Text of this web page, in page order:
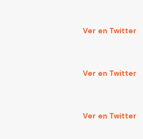
Ver en Twitter
Ver en Twitter
Ver en Twitter